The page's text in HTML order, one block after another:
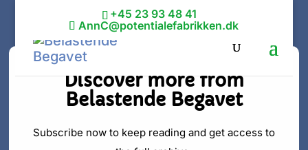
+45 23 93 48 41
AnnC@potentialefabrikken.dk
MYTE:
Discover more from
Belastende Begavet
Subscribe now to keep reading and get access to